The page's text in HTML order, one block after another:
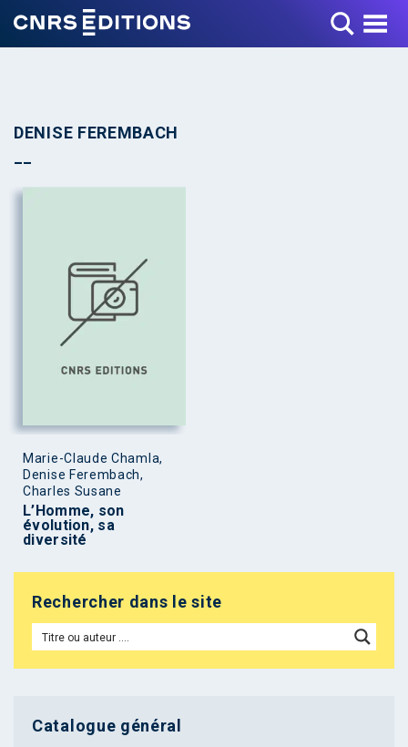
Toggle Menu
DENISE FEREMBACH
Marie-Claude Chamla,
Denise Ferembach,
Charles Susane
L’Homme, son
évolution, sa
diversité
Rechercher dans le site
Catalogue général